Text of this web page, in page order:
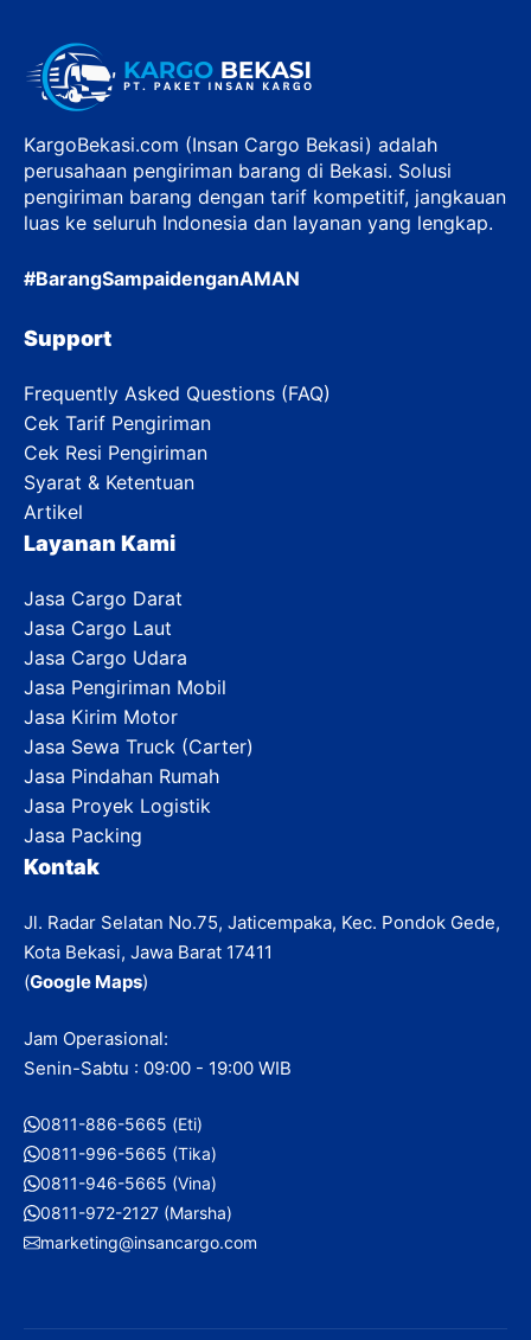
KargoBekasi.com (Insan Cargo Bekasi) adalah
perusahaan pengiriman barang di Bekasi. Solusi
pengiriman barang dengan tarif kompetitif, jangkauan
luas ke seluruh Indonesia dan layanan yang lengkap.
#BarangSampaidenganAMAN
Support
Frequently Asked Questions (FAQ)
Cek Tarif Pengiriman
Cek Resi Pengiriman
Syarat & Ketentuan
Artikel
Layanan Kami
Jasa Cargo Darat
Jasa Cargo Laut
Jasa Cargo Udara
Jasa Pengiriman Mobil
Jasa Kirim Motor
Jasa Sewa Truck (Carter)
Jasa Pindahan Rumah
Jasa Proyek Logistik
Jasa Packing
Kontak
Jl. Radar Selatan No.75, Jaticempaka, Kec. Pondok Gede,
Kota Bekasi, Jawa Barat 17411
(Google Maps)
Jam Operasional:
Senin-Sabtu : 09:00 - 19:00 WIB
0811-886-5665 (Eti)
0811-996-5665 (Tika)
0811-946-5665 (Vina)
0811-972-2127 (Marsha)
marketing@insancargo.com